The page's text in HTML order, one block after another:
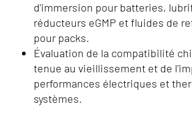
d'immersion pour batteries,
réducteurs eGMP et fluides de
pour packs.
Évaluation de la compatibilité
tenue au vieillissement et de
performances électriques et
systèmes.